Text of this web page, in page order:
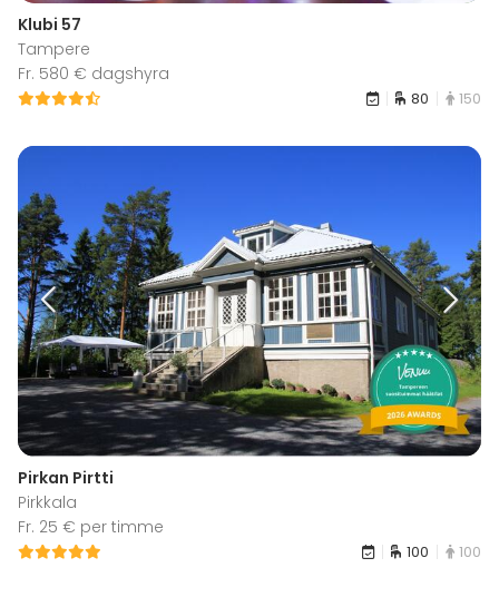
Klubi 57
Tampere
Fr. 580 € dagshyra
80 150
Pirkan Pirtti
Pirkkala
Fr. 25 € per timme
100 100